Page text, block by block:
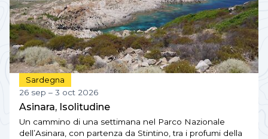
Sardegna
26 sep – 3 oct 2026
Asinara, Isolitudine
Un cammino di una settimana nel Parco Nazionale
dell’Asinara, con partenza da Stintino, tra i profumi della